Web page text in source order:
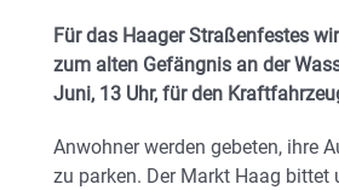
Für das Haager Straßenfestes
zum alten Gefängnis an der
Juni, 13 Uhr, für den
Anwohner werden gebeten, ihre
zu parken. Der Markt Haag